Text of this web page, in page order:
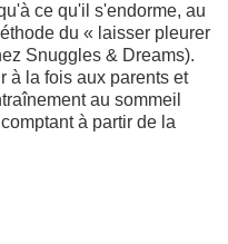
ce qu'il s'endorme, au
du « laisser pleurer
Snuggles & Dreams).
à la fois aux parents et
au sommeil
à partir de la